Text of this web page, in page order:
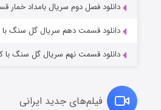
دانلود فصل دوم سریال بامداد خمار
دانلود قسمت دهم سریال گل سنگ با
دانلود قسمت نهم سریال گل سنگ با
فیلم‌های جدید ایرانی